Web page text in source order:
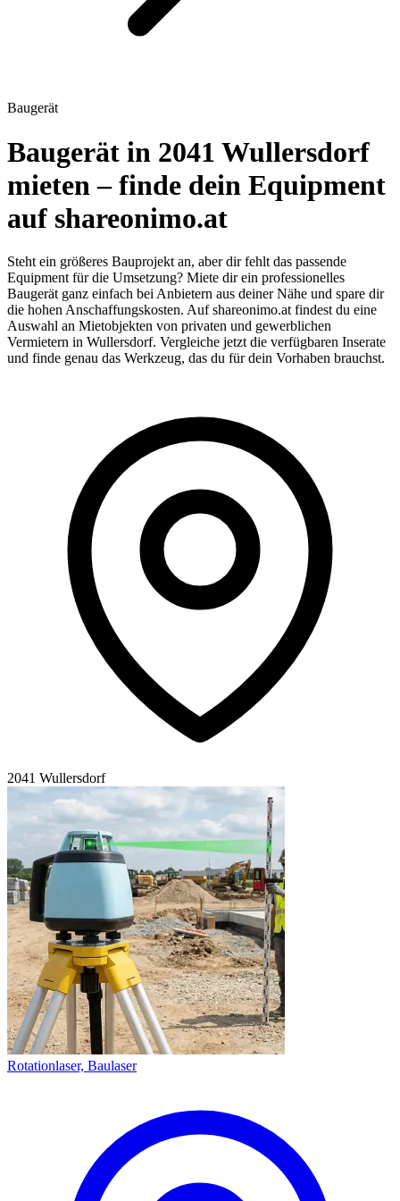
Baugerät
Baugerät in 2041 Wullersdorf
mieten – finde dein Equipment
auf shareonimo.at
Steht ein größeres Bauprojekt an, aber dir fehlt das passende
Equipment für die Umsetzung? Miete dir ein professionelles
Baugerät ganz einfach bei Anbietern aus deiner Nähe und spare dir
die hohen Anschaffungskosten. Auf shareonimo.at findest du eine
Auswahl an Mietobjekten von privaten und gewerblichen
Vermietern in Wullersdorf. Vergleiche jetzt die verfügbaren Inserate
und finde genau das Werkzeug, das du für dein Vorhaben brauchst.
2041 Wullersdorf
Rotationlaser, Baulaser